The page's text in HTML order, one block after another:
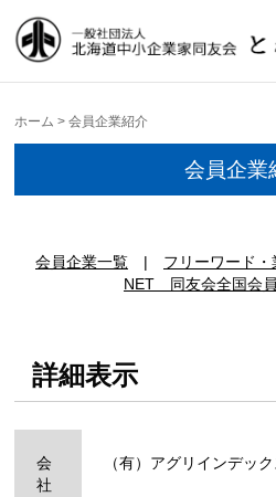
中小企業家同
Just another WordPress site
ホーム >会員企業紹介
会員企業
|
NET 同友会全国会
詳細表示
会
社
（有）アグリインデック